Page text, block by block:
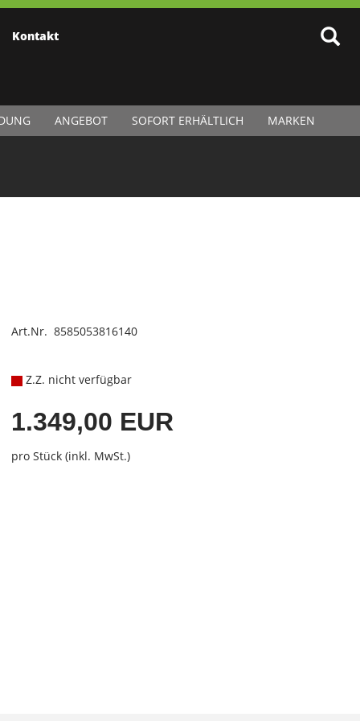
Kontakt
ANGEBOT SOFORT ERHÄLTLICH MARKEN
Art.Nr. 8585053816140
Z.Z. nicht verfügbar
1.349,00 EUR
pro Stück (inkl. MwSt.)